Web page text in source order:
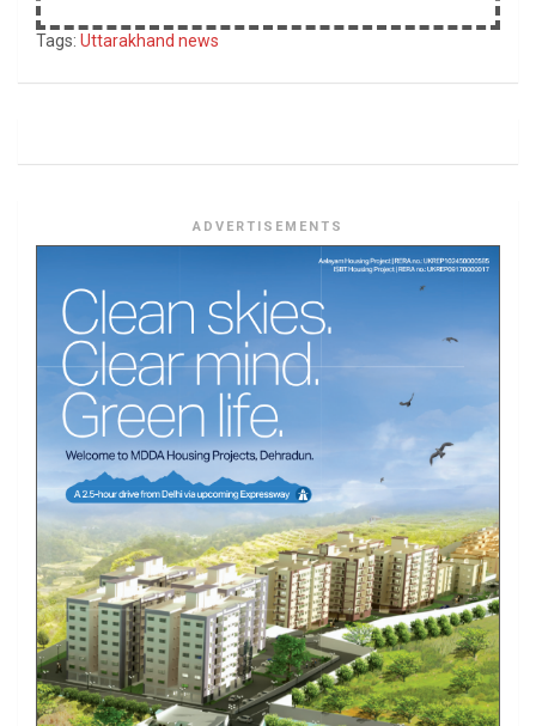
Tags: Uttarakhand news
ADVERTISEMENTS